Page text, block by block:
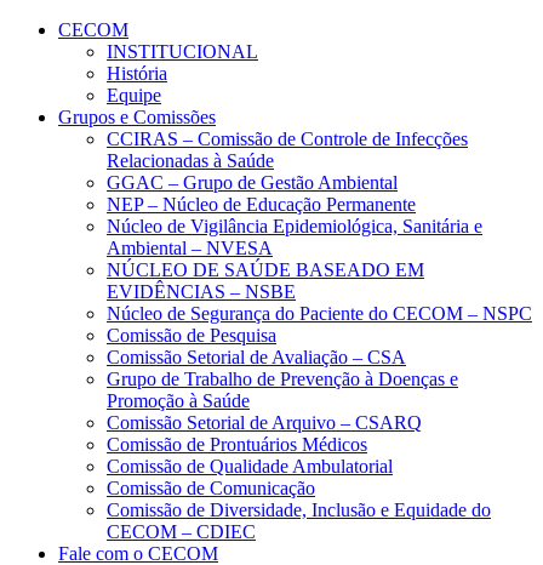
Conteúdo principal
CECOM
INSTITUCIONAL
História
Equipe
Grupos e Comissões
CCIRAS – Comissão de Controle de Infecções
Relacionadas à Saúde
GGAC – Grupo de Gestão Ambiental
NEP – Núcleo de Educação Permanente
Núcleo de Vigilância Epidemiológica, Sanitária e
Ambiental – NVESA
NÚCLEO DE SAÚDE BASEADO EM
EVIDÊNCIAS – NSBE
Núcleo de Segurança do Paciente do CECOM – NSPC
Comissão de Pesquisa
Comissão Setorial de Avaliação – CSA
Grupo de Trabalho de Prevenção à Doenças e
Promoção à Saúde
Comissão Setorial de Arquivo – CSARQ
Comissão de Prontuários Médicos
Comissão de Qualidade Ambulatorial
Comissão de Comunicação
Comissão de Diversidade, Inclusão e Equidade do
CECOM – CDIEC
Fale com o CECOM